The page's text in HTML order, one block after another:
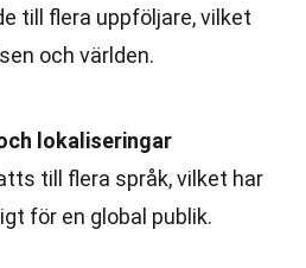
till flera uppföljare, vilket
och världen.
lokaliseringar
till flera språk, vilket har
för en global publik.